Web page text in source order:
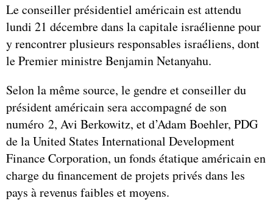
Le conseiller présidentiel américain est attendu
lundi 21 décembre dans la capitale israélienne pour
y rencontrer plusieurs responsables israéliens, dont
le Premier ministre Benjamin Netanyahu.
Selon la même source, le gendre et conseiller du
président américain sera accompagné de son
numéro 2, Avi Berkowitz, et d’Adam Boehler, PDG
de la United States International Development
Finance Corporation, un fonds étatique américain en
charge du financement de projets privés dans les
pays à revenus faibles et moyens.